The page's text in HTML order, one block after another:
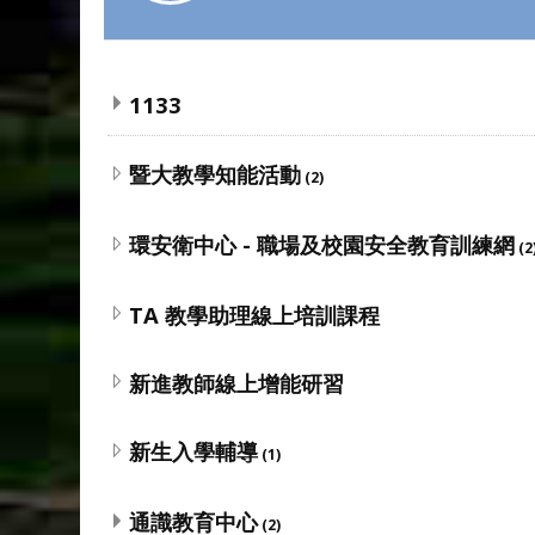
1133
暨大教學知能活動 (2)
環安衛中心 - 職場及校園安全教育訓練網
TA 教學助理線上培訓課程
新進教師線上增能研習
新生入學輔導 (1)
通識教育中心(2)